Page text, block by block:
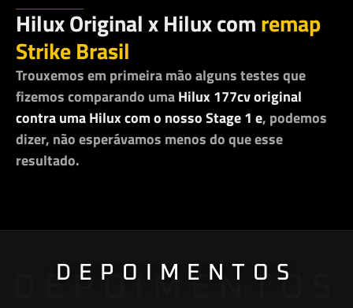
Hilux Original x Hilux comremap
Strike Brasil
Trouxemos em primeira mão alguns testes que
fizemos comparando umaHilux 177cv original
contra uma Hilux com o nosso Stage 1 e, podemos
dizer, não esperávamos menos do que esse
resultado.
DEPOIMENTOS
DEPOIMENTOS